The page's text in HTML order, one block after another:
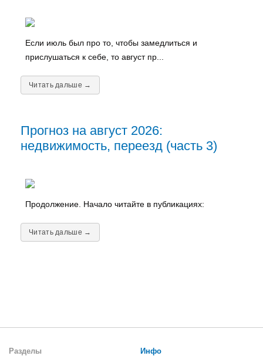
Если июль был про то, чтобы замедлиться и
прислушаться к себе, то август пр...
Читать дальше →
Прогноз на август 2026:
недвижимость, переезд (часть 3)
Продолжение. Начало читайте в публикациях:
Читать дальше →
Разделы Инфо